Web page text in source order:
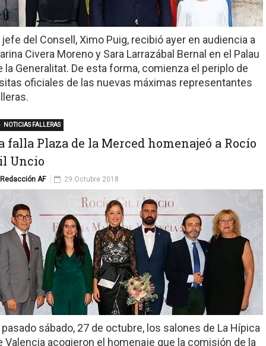
jefe del Consell, Ximo Puig, recibió ayer en audiencia a
Civera Moreno y Sara Larrazábal Bernal en el Palau
la Generalitat. De esta forma, comienza el periplo de
oficiales de las nuevas máximas representantes
falla Plaza de la Merced homenajeó a Rocío
Uncio
Redacción AF
NOTICIAS FALLERAS
29 Octubre 2018
pasado sábado, 27 de octubre, los salones de La Hípica
Valencia acogieron el homenaje que la comisión de la